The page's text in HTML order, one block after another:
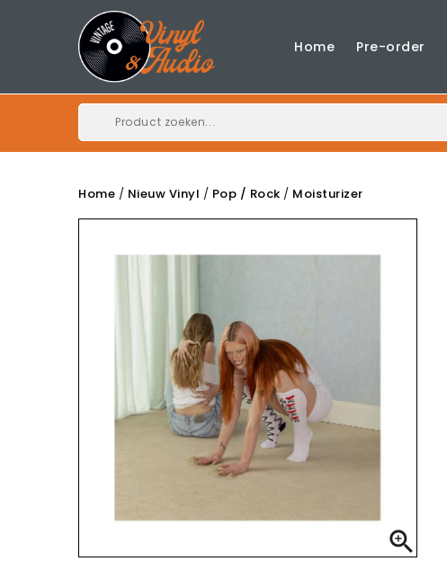
Home Pre-order
Home Nieuw Vinyl Pop / Rock Moisturizer
